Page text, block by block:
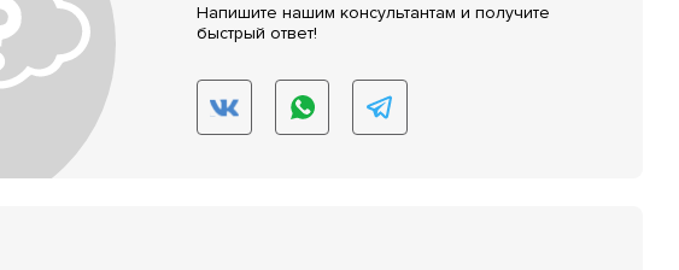
Напишите нашим консультантам и получите
быстрый ответ!